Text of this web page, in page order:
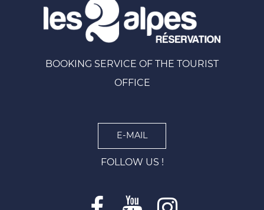
BOOKING SERVICE OF THE TOURIST
OFFICE
E-MAIL
FOLLOW US !